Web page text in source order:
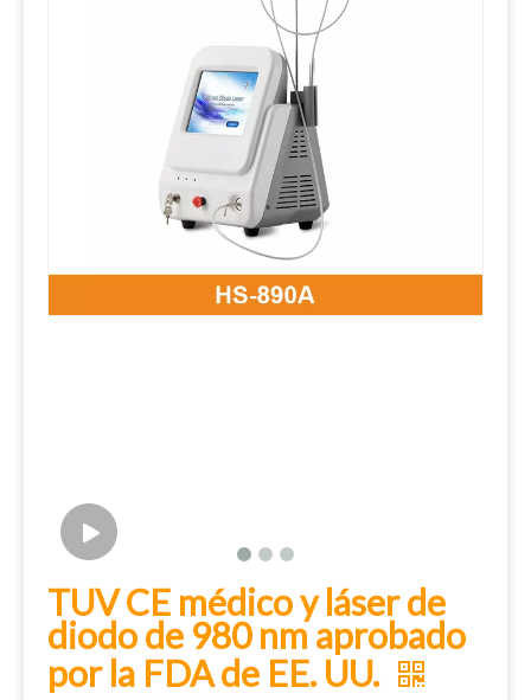
TUV CE médico y láser de
diodo de 980 nm aprobado
por la FDA de EE. UU.